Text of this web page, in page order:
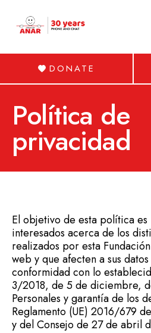
DONATE
Política de
privacidad
El objetivo de esta política es
interesados acerca de los
realizados por esta
web y que afecten a sus
conformidad con lo
3/2018, de 5 de diciembre,
Personales y garantía de los
Reglamento (UE) 2016/679
y del Consejo de 27 de abril